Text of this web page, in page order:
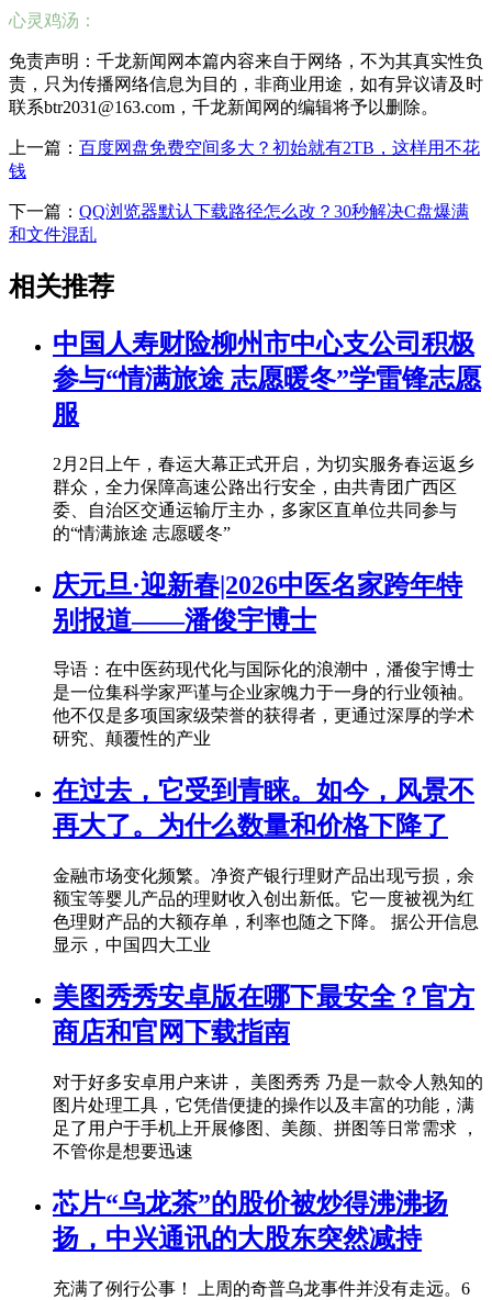
心灵鸡汤：
免责声明：千龙新闻网本篇内容来自于网络，不为其真实性负
责，只为传播网络信息为目的，非商业用途，如有异议请及时
联系btr2031@163.com，千龙新闻网的编辑将予以删除。
上一篇： 百度网盘免费空间多大？初始就有2TB，这样用不花
钱
下一篇： QQ浏览器默认下载路径怎么改？30秒解决C盘爆满
和文件混乱
相关推荐
中国人寿财险柳州市中心支公司积极
参与“情满旅途 志愿暖冬”学雷锋志愿
服
2月2日上午，春运大幕正式开启，为切实服务春运返乡
群众，全力保障高速公路出行安全，由共青团广西区
委、自治区交通运输厅主办，多家区直单位共同参与
的“情满旅途 志愿暖冬”
庆元旦·迎新春|2026中医名家跨年特
别报道——潘俊宇博士
导语：在中医药现代化与国际化的浪潮中，潘俊宇博士
是一位集科学家严谨与企业家魄力于一身的行业领袖。
他不仅是多项国家级荣誉的获得者，更通过深厚的学术
研究、颠覆性的产业
在过去，它受到青睐。如今，风景不
再大了。为什么数量和价格下降了
金融市场变化频繁。净资产银行理财产品出现亏损，余
额宝等婴儿产品的理财收入创出新低。它一度被视为红
色理财产品的大额存单，利率也随之下降。 据公开信息
显示，中国四大工业
美图秀秀安卓版在哪下最安全？官方
商店和官网下载指南
对于好多安卓用户来讲， 美图秀秀 乃是一款令人熟知的
图片处理工具，它凭借便捷的操作以及丰富的功能，满
足了用户于手机上开展修图、美颜、拼图等日常需求 ，
不管你是想要迅速
芯片“乌龙茶”的股价被炒得沸沸扬
扬，中兴通讯的大股东突然减持
充满了例行公事！ 上周的奇普乌龙事件并没有走远。6